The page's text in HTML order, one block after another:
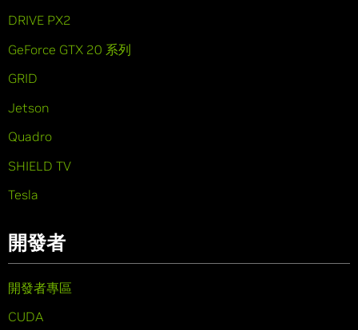
DRIVE PX2
GeForce GTX 20 系列
GRID
Jetson
Quadro
SHIELD TV
Tesla
開發者
開發者專區
CUDA